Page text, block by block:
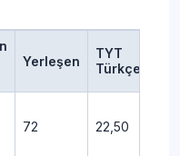
Yerleşen
TYT
Türkçe
72 22,50